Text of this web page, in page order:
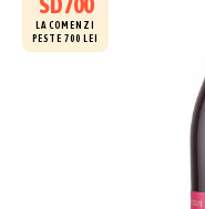
LA COMENZI
PESTE 700 LEI